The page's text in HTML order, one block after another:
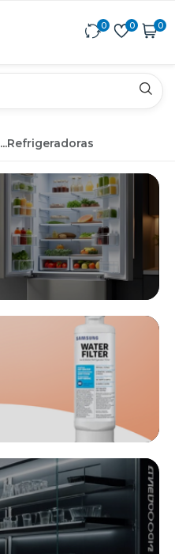
0 0 0
...Refrigeradoras